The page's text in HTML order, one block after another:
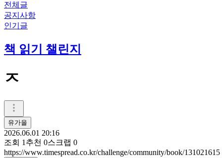
전체글
공지사항
인기글
책 읽기 챌린지
ㅈ
유가을
2026.06.01 20:16
조회 1 추천 0스크랩 0
https://www.timespread.co.kr/challenge/community/book/131021615